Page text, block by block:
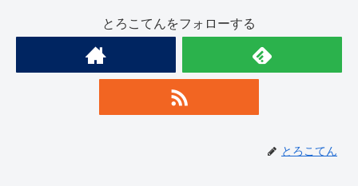
とろこてんをフォローする
とろこてん